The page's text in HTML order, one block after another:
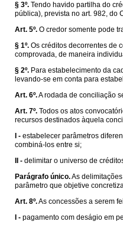
§ 3º. Tendo havido partilha do
pública), prevista no art. 982, do
Art. 5º. O credor somente pode
§ 1º. Os créditos decorrentes de
comprovada, de maneira
§ 2º. Para estabelecimento da
levando-se em conta para
Art. 6º.A rodada de conciliação
Art. 7º. Todos os atos
recursos destinados àquela
I - estabelecer parâmetros
combiná-los entre si;
II - delimitar o universo de
Parágrafo único.As
parâmetro que objetive
Art. 8º.As concessões a serem
I - pagamento com deságio em